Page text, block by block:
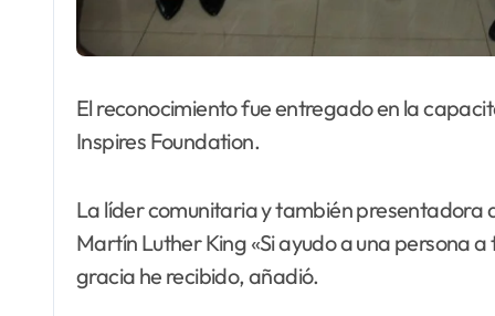
El reconocimiento fue entregado en la
Inspires Foundation.
La líder comunitaria y también presentadora
Martín Luther King «Si ayudo a una persona
gracia he recibido, añadió.